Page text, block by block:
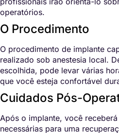
operatórios.
O Procedimento
O procedimento de implante
realizado sob anestesia local.
escolhida, pode levar várias
que você esteja confortável
Cuidados Pós-
Após o implante, você
necessárias para uma